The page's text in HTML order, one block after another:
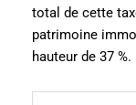
total de cette
patrimoine
hauteur de 37 %.